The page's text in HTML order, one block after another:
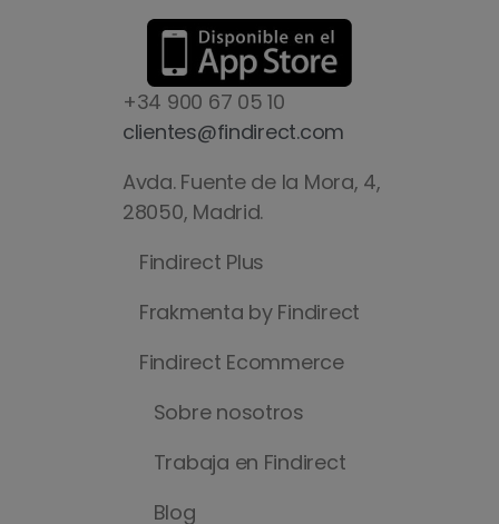
+34 900 67 05 10
clientes@findirect.com
Avda. Fuente de la Mora, 4,
28050, Madrid.
Findirect Plus
Frakmenta by Findirect
Findirect Ecommerce
Sobre nosotros
Trabaja en Findirect
Blog